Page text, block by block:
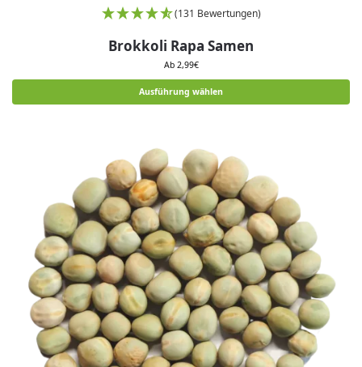
(131 Bewertungen)
Brokkoli Rapa Samen
Ab 2,99€
Ausführung wählen